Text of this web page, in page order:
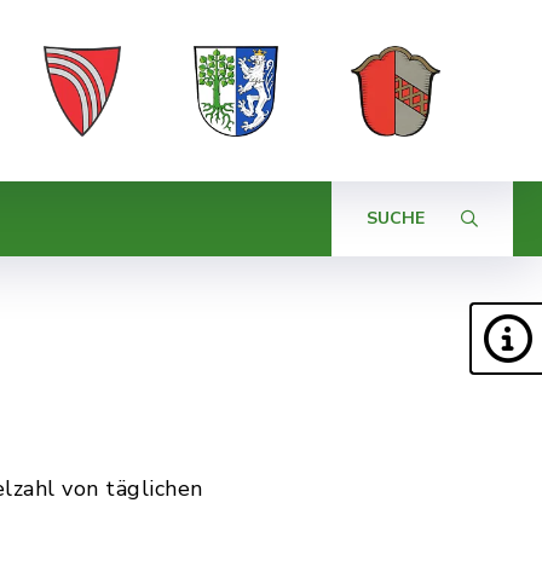
SUCHE
von täglichen